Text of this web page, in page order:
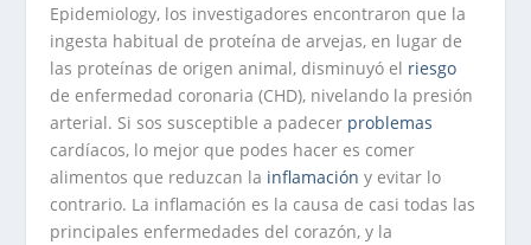
Epidemiology, los investigadores encontraron que la
ingesta habitual de proteína de arvejas, en lugar de
las proteínas de origen animal, disminuyó el riesgo
de enfermedad coronaria (CHD), nivelando la presión
arterial. Si sos susceptible a padecer problemas
cardíacos, lo mejor que podes hacer es comer
alimentos que reduzcan la inflamación y evitar lo
contrario. La inflamación es la causa de casi todas las
principales enfermedades del corazón, y la